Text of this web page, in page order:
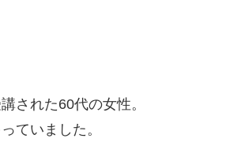
された60代の女性。
ていました。